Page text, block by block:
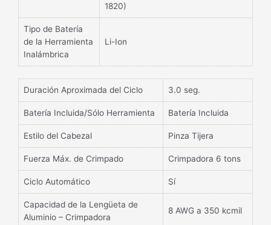
1820)
Tipo de Batería
de la Herramienta
Inalámbrica
Li-Ion
Duración Aproximada del Ciclo 3.0 seg.
Batería Incluida/Sólo Herramienta Batería Incluida
Estilo del Cabezal Pinza Tijera
Fuerza Máx. de Crimpado Crimpadora 6 tons
Ciclo Automático Sí
Capacidad de la Lengüeta de
Aluminio – Crimpadora
8 AWG a 350 kcmil